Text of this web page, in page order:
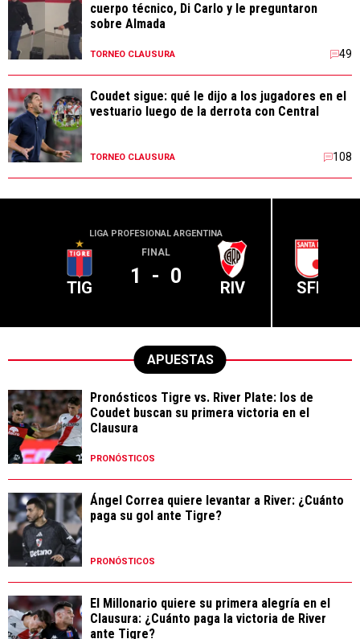
cuerpo técnico, Di Carlo y le preguntaron
sobre Almada
TORNEO CLAUSURA 49
Coudet sigue: qué le dijo a los jugadores en el
vestuario luego de la derrota con Central
TORNEO CLAUSURA 108
LIGA PROFESIONAL ARGENTINA
TIG
FINAL
1 - 0 RIV SFE
APUESTAS
Pronósticos Tigre vs. River Plate: los de
Coudet buscan su primera victoria en el
Clausura
PRONÓSTICOS
Ángel Correa quiere levantar a River: ¿Cuánto
paga su gol ante Tigre?
PRONÓSTICOS
El Millonario quiere su primera alegría en el
Clausura: ¿Cuánto paga la victoria de River
ante Tigre?